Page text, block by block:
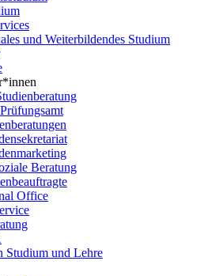
und Weiterbildendes Studium
Beratung
Office
Studium und Lehre